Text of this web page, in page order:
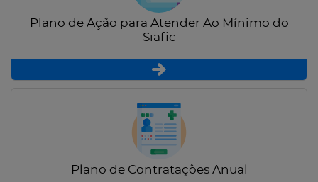
Plano de Ação para Atender Ao Mínimo do
Siafic
Plano de Contratações Anual